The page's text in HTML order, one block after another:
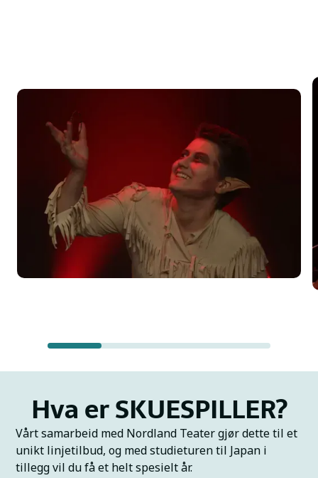
Hva er SKUESPILLER?
Vårt samarbeid med Nordland Teater gjør dette til et
unikt linjetilbud, og med studieturen til Japan i
tillegg vil du få et helt spesielt år.